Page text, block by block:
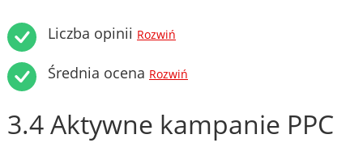
Liczba opinii Rozwiń
Średnia ocena Rozwiń
3.4 Aktywne kampanie PPC